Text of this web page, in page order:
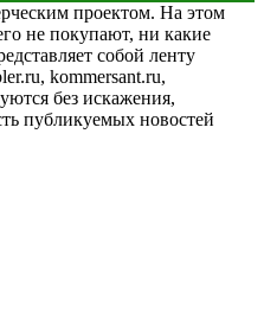
проектом. На этом
не покупают, ни какие
собой ленту
kommersant.ru,
без искажения,
публикуемых новостей